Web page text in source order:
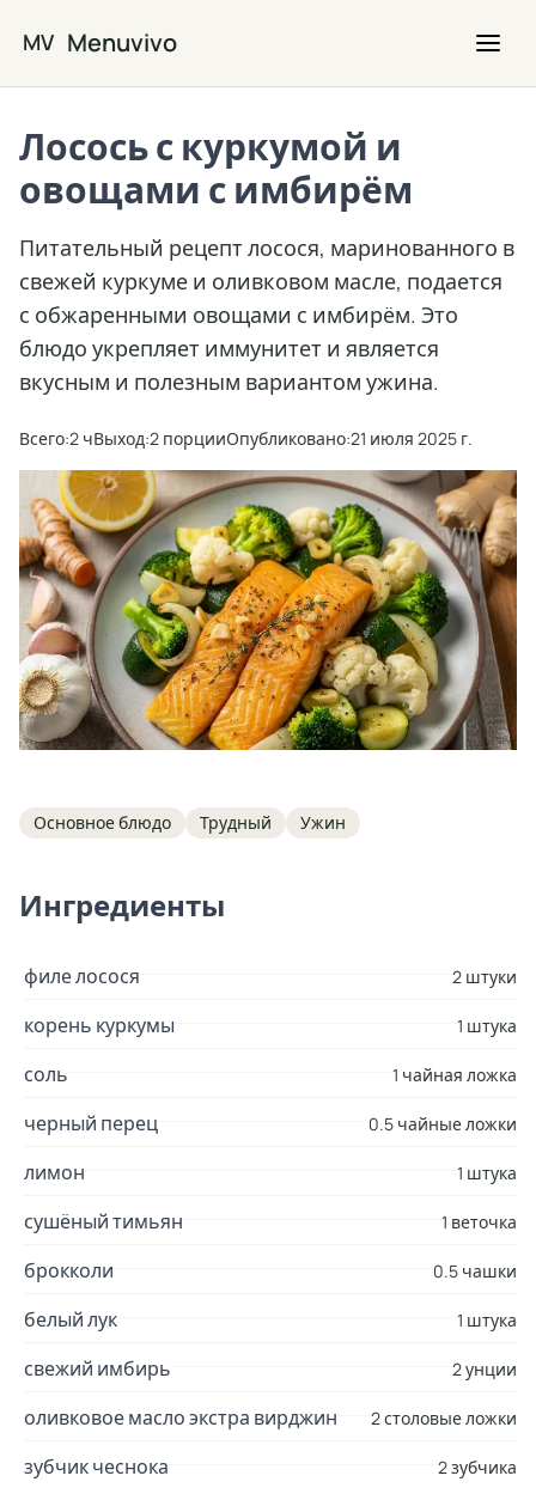
MV Menuvivo
Лосось с куркумой и
овощами с имбирём
Питательный рецепт лосося, маринованного в
свежей куркуме и оливковом масле, подается
с обжаренными овощами с имбирём. Это
блюдо укрепляет иммунитет и является
вкусным и полезным вариантом ужина.
Всего:2 чВыход:2 порцииОпубликовано:21 июля 2025 г.
Tags
Основное блюдо Трудный Ужин
Ингредиенты
филе лосося 2 штуки
корень куркумы 1 штука
соль 1 чайная ложка
черный перец 0.5 чайные ложки
лимон 1 штука
сушёный тимьян 1 веточка
брокколи 0.5 чашки
белый лук 1 штука
свежий имбирь 2 унции
оливковое масло экстра вирджин 2 столовые ложки
зубчик чеснока 2 зубчика